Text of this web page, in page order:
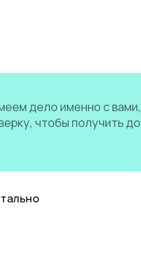
дело именно с
чтобы получить